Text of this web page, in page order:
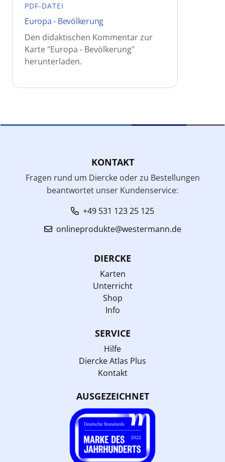
PDF-DATEI
Europa - Bevölkerung
Den didaktischen Kommentar zur
Karte "Europa - Bevölkerung"
herunterladen.
KONTAKT
Fragen rund um Diercke oder zu Bestellungen
beantwortet unser Kundenservice:
+49 531 123 25 125
onlineprodukte@westermann.de
DIERCKE
Karten
Unterricht
Shop
Info
SERVICE
Hilfe
Diercke Atlas Plus
Kontakt
AUSGEZEICHNET